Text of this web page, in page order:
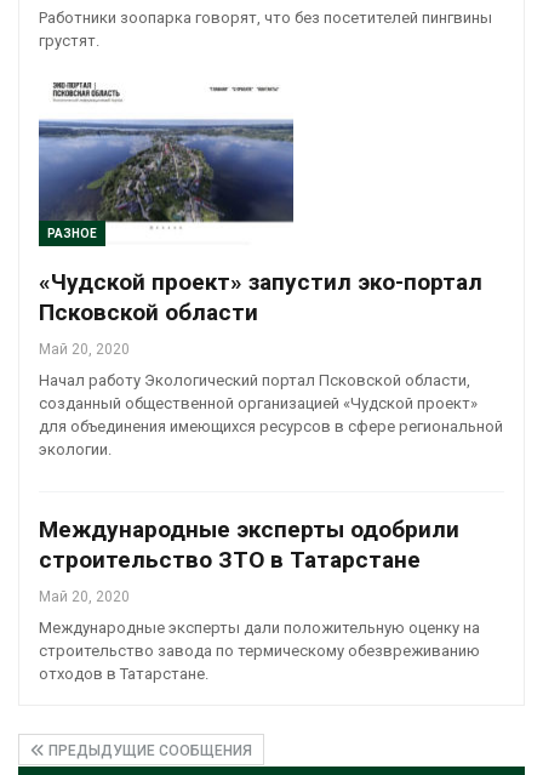
Работники зоопарка говорят, что без посетителей пингвины
грустят.
РАЗНОЕ
«Чудской проект» запустил эко-портал
Псковской области
Май 20, 2020
Начал работу Экологический портал Псковской области,
созданный общественной организацией «Чудской проект»
для объединения имеющихся ресурсов в сфере региональной
экологии.
Международные эксперты одобрили
строительство ЗТО в Татарстане
Май 20, 2020
Международные эксперты дали положительную оценку на
строительство завода по термическому обезвреживанию
отходов в Татарстане.
ПРЕДЫДУЩИЕ СООБЩЕНИЯ